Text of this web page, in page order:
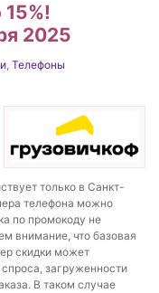
2025
, Телефоны
только в Санкт-
телефона можно
по промокоду не
внимание, что базовая
скидки может
загруженности
В таком случае